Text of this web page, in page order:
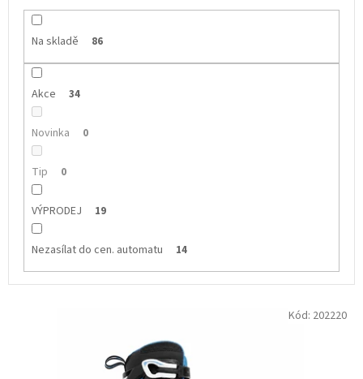
Na skladě 86
Akce 34
Novinka 0
Tip 0
VÝPRODEJ 19
Nezasílat do cen. automatu 14
Kód: 202220